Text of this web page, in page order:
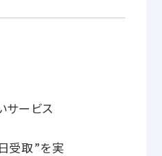
サービス
受取”を実